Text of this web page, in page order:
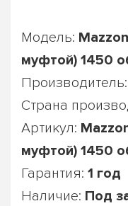
Модель:
муфтой) 1450
Производитель:
Страна
Артикул:
муфтой) 1450
Гарантия: 1 год
Наличие: Под